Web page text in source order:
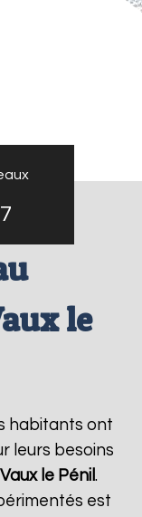
le
habitants ont
leurs besoins
Vaux le Pénil.
est